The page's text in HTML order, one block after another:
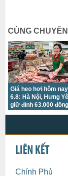
CÙNG
Giá heo hơi hôm nay
6.8: Hà Nội, Hưng
giữ đỉnh 63.000
LIÊN KẾT
Chính Phủ